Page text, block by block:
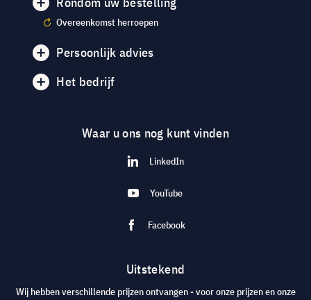
Overeenkomst herroepen
Persoonlijk advies
Het bedrijf
Waar u ons nog kunt vinden
LinkedIn
YouTube
Facebook
Uitstekend
Wij hebben verschillende prijzen ontvangen - voor onze prijzen en onze